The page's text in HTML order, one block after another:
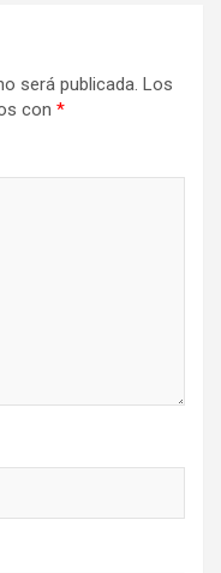
será publicada. Los
con *